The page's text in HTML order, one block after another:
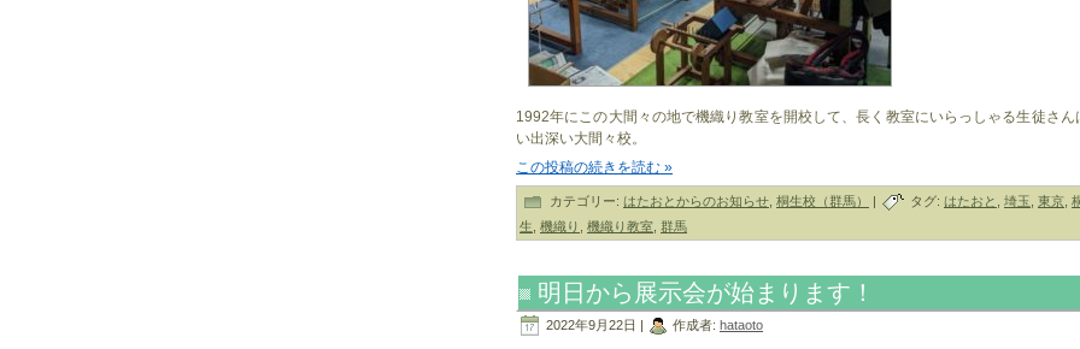
1992年にこの大間々の地で機織り教室を開校して、長く教室にいらっしゃる生徒さん
い出深い大間々校。
この投稿の続きを読む »
カテゴリー: はたおとからのお知らせ 桐生校（群馬） | タグ: はたおと 埼玉 東京
生 機織り 機織り教室 群馬
明日から展示会が始まります！
2022年9月22日 | 作成者: hataoto